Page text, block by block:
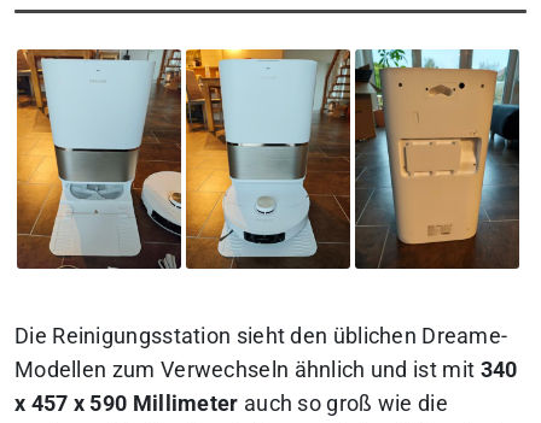
Die Reinigungsstation sieht den üblichen Dreame-
Modellen zum Verwechseln ähnlich und ist mit 340
x 457 x 590 Millimeter auch so groß wie die